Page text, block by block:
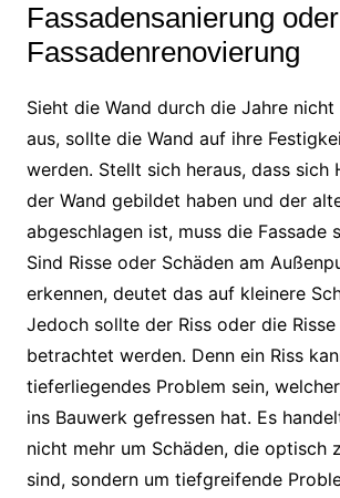
Fassadensanierung oder
Fassadenrenovierung
Sieht die Wand durch die Jahre
aus, sollte die Wand auf ihre
werden. Stellt sich heraus, dass sich
der Wand gebildet haben und der
abgeschlagen ist, muss die Fassade
Sind Risse oder Schäden am
erkennen, deutet das auf kleinere
Jedoch sollte der Riss oder die Risse
betrachtet werden. Denn ein Riss
tieferliegendes Problem sein,
ins Bauwerk gefressen hat. Es
nicht mehr um Schäden, die optisch
sind, sondern um tiefgreifende